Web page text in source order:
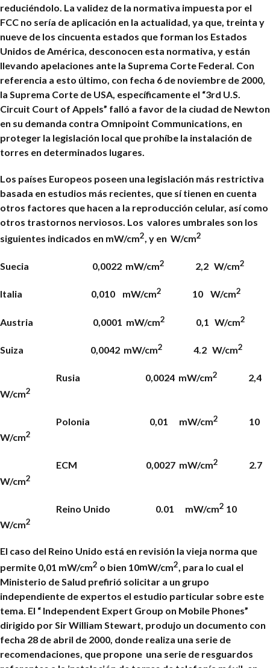
reduciéndolo. La validez de la normativa impuesta por el
FCC no sería de aplicación en la actualidad, ya que, treinta y
nueve de los cincuenta estados que forman los Estados
Unidos de América, desconocen esta normativa, y están
llevando apelaciones ante la Suprema Corte Federal. Con
referencia a esto último, con fecha 6 de noviembre de 2000,
la Suprema Corte de USA, específicamente el “3rd U.S.
Circuit Court of Appels” falló a favor de la ciudad de Newton
en su demanda contra Omnipoint Communications, en
proteger la legislación local que prohíbe la instalación de
torres en determinados lugares.
Los países Europeos poseen una legislación más restrictiva
basada en estudios más recientes, que sí tienen en cuenta
otros factores que hacen a la reproducción celular, así como
otros trastornos nerviosos. Los valores umbrales son los
siguientes indicados en mW/cm2 , y en W/cm2
Suecia 0,0022 mW/cm2 2,2 W/cm2
Italia 0,010 mW/cm2 10 W/cm2
Austria 0,0001 mW/cm2 0,1 W/cm2
Suiza 0,0042 mW/cm2 4.2 W/cm2
Rusia 0,0024 mW/cm2
2,4
W/cm2
Polonia 0,01 mW/cm2
10
W/cm2
ECM 0,0027 mW/cm2
2.7
W/cm2
Reino Unido 0.01 mW/cm2 10
W/cm2
El caso del Reino Unido está en revisión la vieja norma que
permite 0,01 mW/cm2 o bien 10mW/cm2 , para lo cual el
Ministerio de Salud prefirió solicitar a un grupo
independiente de expertos el estudio particular sobre este
tema. El “ Independent Expert Group on Mobile Phones”
dirigido por Sir William Stewart, produjo un documento con
fecha 28 de abril de 2000, donde realiza una serie de
recomendaciones, que propone una serie de resguardos